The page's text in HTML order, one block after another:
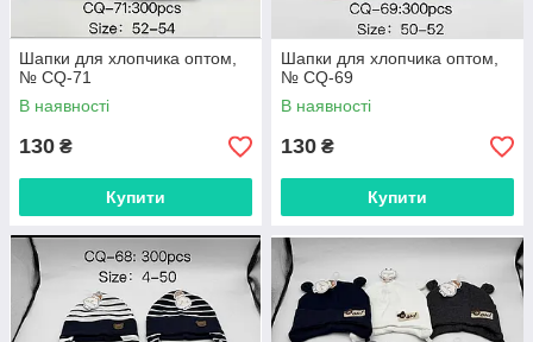
Шапки для хлопчика оптом,
№ CQ-71
В наявності
130 ₴
Купити
Шапки для хлопчика оптом,
№ CQ-69
В наявності
130 ₴
Купити